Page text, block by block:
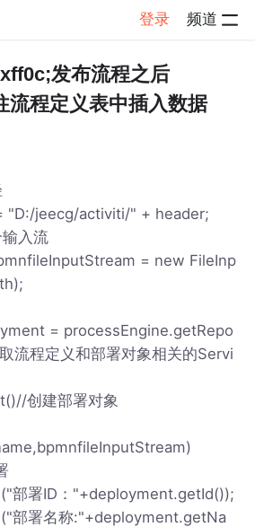
登录 频道
子详情
发布流程之后
流程定义表中插入数据
"D:/jeecg/activiti/" + header;
入流
= new FileInp
= processEngine.getRepo
流程定义和部署对象相关的Servi
创建部署对象
部署ID："+deployment.getId());
部署名称:"+deployment.getNa